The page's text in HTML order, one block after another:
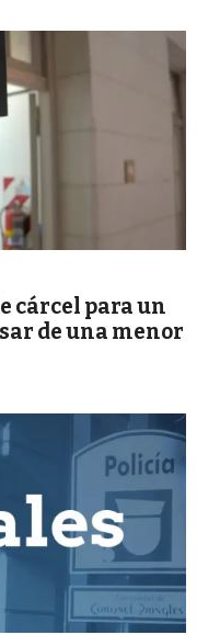
cárcel para un
de una menor